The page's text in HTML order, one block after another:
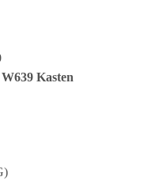
Kasten